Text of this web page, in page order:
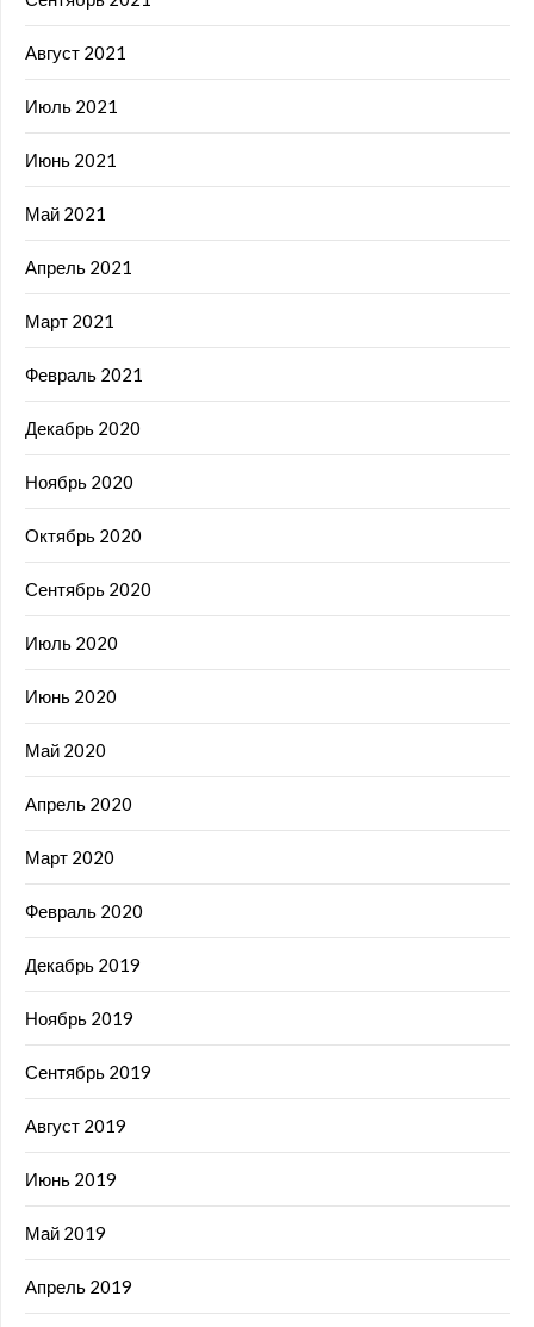
Август 2021
Июль 2021
Июнь 2021
Май 2021
Апрель 2021
Март 2021
Февраль 2021
Декабрь 2020
Ноябрь 2020
Октябрь 2020
Сентябрь 2020
Июль 2020
Июнь 2020
Май 2020
Апрель 2020
Март 2020
Февраль 2020
Декабрь 2019
Ноябрь 2019
Сентябрь 2019
Август 2019
Июнь 2019
Май 2019
Апрель 2019